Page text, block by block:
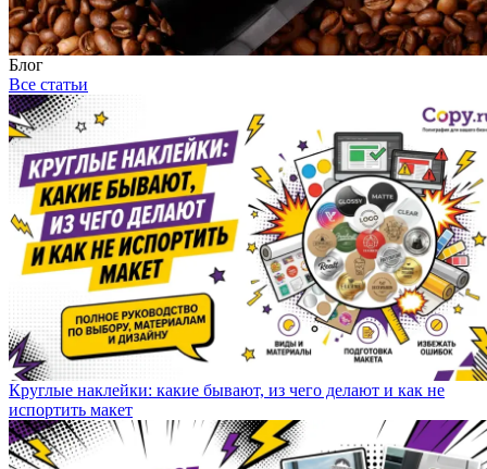
Блог
Все статьи
Круглые наклейки: какие бывают, из чего делают и как не
испортить макет